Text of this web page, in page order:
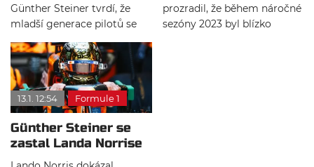
Günther Steiner tvrdí, že
mladší generace pilotů se
letos lépe adaptovala na
nové vozy a pravidla. Podle
něj nemají tolik zlozvyků
jako zkušenější jezdci, což
jim dává výhodu. Příkladem
je Andrea Kimi Antonelli,
který v letošní sezóně
překvapivě bojuje o titul.
prozradil, že během náročné
sezóny 2023 byl blízko
13.1. 12:54 Formule 1
Günther Steiner se
zastal Landa Norrise
proti kritikům titulu